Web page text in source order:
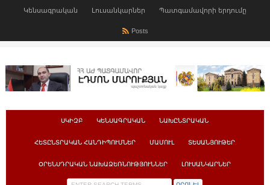
Կենսագրական Լուսանկարներ Պատգամավորի երդումը
Posts
ՍԿԻԶԲ ԿԵՆՍԱԳՐԱԿԱՆ ՆԱԽԸՆՏՐԱԿԱՆ
ՀԵՏԸՆՏՐԱԿԱՆ ՀԱՆԴԻՊՈՒՄՆԵՐ ՄԱՄՈՒԼ ՏԵՍԱՆՅՈՒԹԵՐ
ՕՐԵՆՍԴՐԱԿԱՆ ՆԱԽԱՁԵՌՆՈՒԹՅՈՒՆՆԵՐ ԼՈՒՍԱՆԿԱՐՆԵՐ